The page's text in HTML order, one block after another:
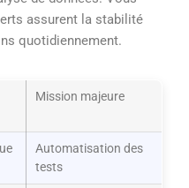
assurent la stabilité
quotidiennement.
Mission majeure
Automatisation des
tests